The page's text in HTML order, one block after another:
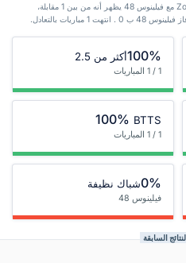
سجل مواجهات Zorros Puerto Morelos FC مع فيلينوس 48 يظهر أنه من بين 1 ‏مقابلة،
100%أكثر من 2.5
1 / 1 المباريات
100% BTTS
1 / 1 المباريات
0%شباك نظيفة
فيلينوس 48